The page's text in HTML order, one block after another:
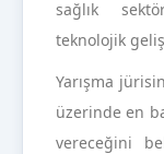
sağlık
teknolojik
Yarışma
üzerinde en
vereceğini